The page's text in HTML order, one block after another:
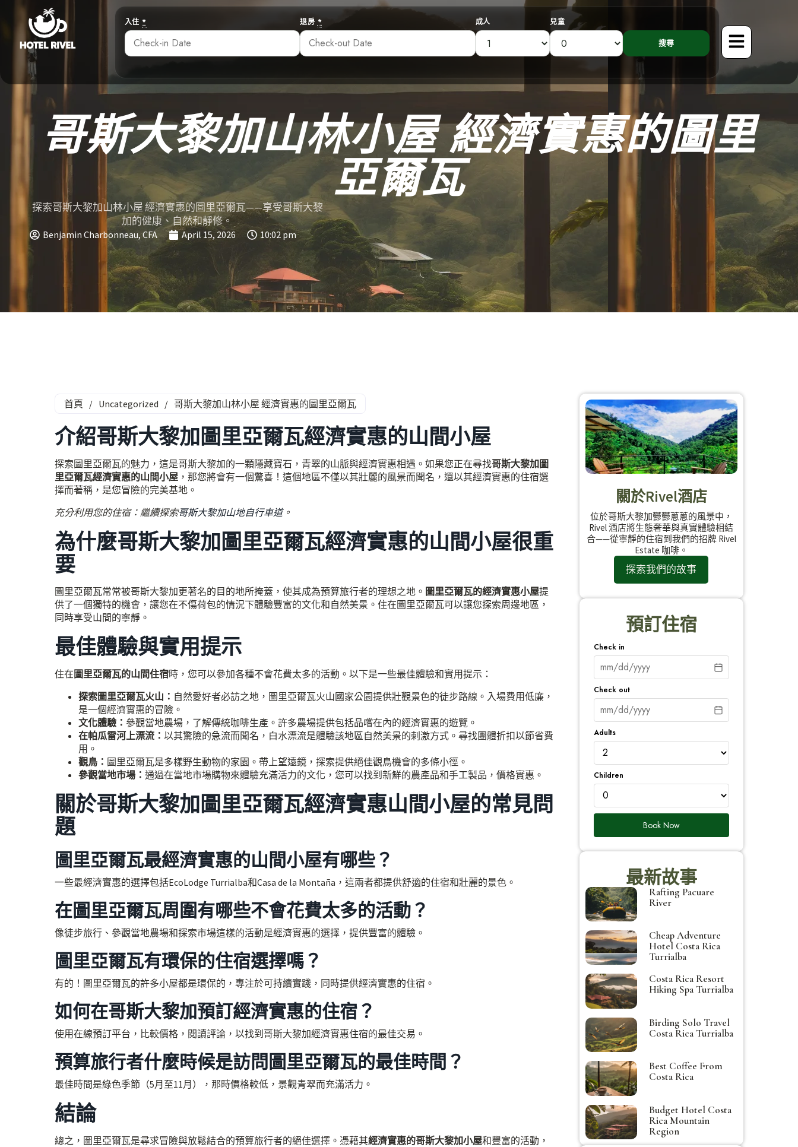
入住* 退房 * 成人 兒童
哥斯大黎加山林小屋 經濟實惠的圖里
亞爾瓦
探索哥斯大黎加山林小屋 經濟實惠的圖里亞爾瓦——享受哥斯大黎
加的健康、自然和靜修。
Benjamin Charbonneau, CFA April 15, 2026 10:02 pm
首頁 / Uncategorized / 哥斯大黎加山林小屋 經濟實惠的圖里亞爾瓦
介紹哥斯大黎加圖里亞爾瓦經濟實惠的山間小屋
探索圖里亞爾瓦的魅力，這是哥斯大黎加的一顆隱藏寶石，青翠的山脈與經濟實惠相遇。如果您正在尋找哥斯大黎加圖
里亞爾瓦經濟實惠的山間小屋 ，那您將會有一個驚喜！這個地區不僅以其壯麗的風景而聞名，還以其經濟實惠的住宿選
擇而著稱，是您冒險的完美基地。
充分利用您的住宿：繼續探索哥斯大黎加山地自行車道。
為什麼哥斯大黎加圖里亞爾瓦經濟實惠的山間小屋很重
要
圖里亞爾瓦常常被哥斯大黎加更著名的目的地所掩蓋，使其成為預算旅行者的理想之地。 圖里亞爾瓦的經濟實惠小屋提
供了一個獨特的機會，讓您在不傷荷包的情況下體驗豐富的文化和自然美景。住在圖里亞爾瓦可以讓您探索周邊地區，
同時享受山間的寧靜。
最佳體驗與實用提示
住在 圖里亞爾瓦的山間住宿時，您可以參加各種不會花費太多的活動。以下是一些最佳體驗和實用提示：
探索圖里亞爾瓦火山： 自然愛好者必訪之地，圖里亞爾瓦火山國家公園提供壯觀景色的徒步路線。入場費用低廉，
是一個經濟實惠的冒險。
文化體驗： 參觀當地農場，了解傳統咖啡生產。許多農場提供包括品嚐在內的經濟實惠的遊覽。
在帕瓜雷河上漂流： 以其驚險的急流而聞名，白水漂流是體驗該地區自然美景的刺激方式。尋找團體折扣以節省費
用。
觀鳥： 圖里亞爾瓦是多樣野生動物的家園。帶上望遠鏡，探索提供絕佳觀鳥機會的多條小徑。
參觀當地市場： 通過在當地市場購物來體驗充滿活力的文化，您可以找到新鮮的農產品和手工製品，價格實惠。
關於哥斯大黎加圖里亞爾瓦經濟實惠山間小屋的常見問
題
圖里亞爾瓦最經濟實惠的山間小屋有哪些？
一些最經濟實惠的選擇包括EcoLodge Turrialba和Casa de la Montaña，這兩者都提供舒適的住宿和壯麗的景色。
在圖里亞爾瓦周圍有哪些不會花費太多的活動？
像徒步旅行、參觀當地農場和探索市場這樣的活動是經濟實惠的選擇，提供豐富的體驗。
圖里亞爾瓦有環保的住宿選擇嗎？
有的！圖里亞爾瓦的許多小屋都是環保的，專注於可持續實踐，同時提供經濟實惠的住宿。
如何在哥斯大黎加預訂經濟實惠的住宿？
使用在線預訂平台，比較價格，閱讀評論，以找到哥斯大黎加經濟實惠住宿的最佳交易。
預算旅行者什麼時候是訪問圖里亞爾瓦的最佳時間？
最佳時間是綠色季節（5月至11月），那時價格較低，景觀青翠而充滿活力。
結論
總之，圖里亞爾瓦是尋求冒險與放鬆結合的預算旅行者的絕佳選擇。憑藉其經濟實惠的哥斯大黎加小屋和豐富的活動，
關於Rivel酒店
位於哥斯大黎加鬱鬱蔥蔥的風景中，
Rivel 酒店將生態奢華與真實體驗相結
合——從寧靜的住宿到我們的招牌 Rivel
Estate 咖啡。
探索我們的故事
預訂住宿
Check in
Check out
Adults
Children
Book Now
最新故事
Rafting Pacuare
River
Cheap Adventure
Hotel Costa Rica
Turrialba
Costa Rica Resort
Hiking Spa Turrialba
Birding Solo Travel
Costa Rica Turrialba
Best Coffee From
Costa Rica
Budget Hotel Costa
Rica Mountain
Region